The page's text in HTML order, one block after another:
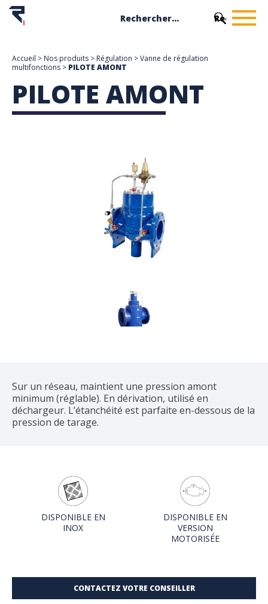
Accueil > Nos produits > Régulation >Vanne de régulation
multifonctions > PILOTE AMONT
PILOTE AMONT
Sur un réseau, maintient une pression amont
minimum (réglable). En dérivation, utilisé en
déchargeur. L’étanchéité est parfaite en-dessous de la
pression de tarage.
DISPONIBLE EN
INOX
DISPONIBLE EN
VERSION
MOTORISÉE
CONTACTEZ VOTRE CONSEILLER